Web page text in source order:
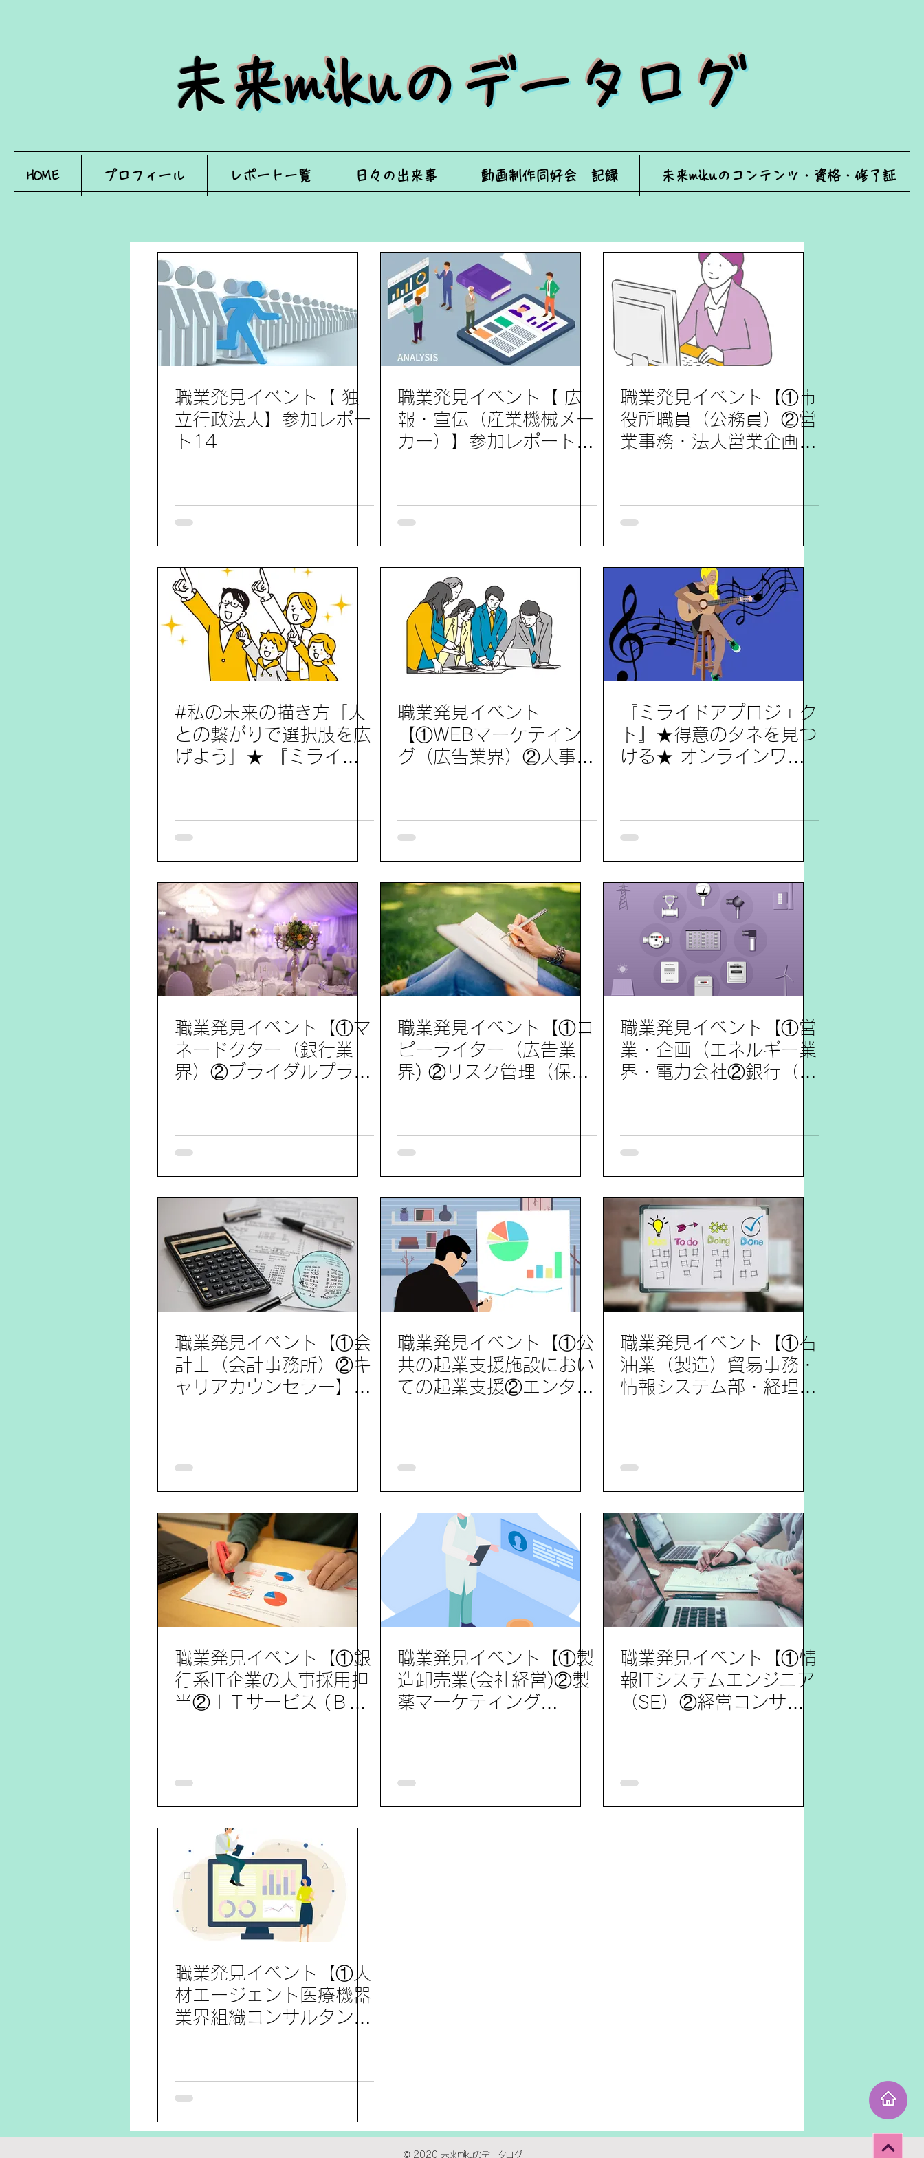
​未来mikuのデータログ
HOME プロフィール レポート一覧 日々の出来事 動画制作同好会 記録 未来mikuのコンテンツ・資格・修了証
職業発見イベント【 独
立行政法人】参加レポー
ト14
職業発見イベント【 広
報・宣伝（産業機械メー
カー）】参加レポート
職業発見イベント【①市
役所職員（公務員）②営
業事務・法人営業企画
#私の未来の描き方「人
との繋がりで選択肢を広
げよう」★ 『ミライド
職業発見イベント
【①WEBマーケティン
グ（広告業界）②人事企
レポート11
『ミライドアプロジェク
ト』★得意のタネを見つ
ける★ オンラインワー
職業発見イベント【①マ
ネードクター（銀行業
界）②ブライダルプラン
職業発見イベント【①コ
ピーライター（広告業
界) ②リスク管理（保険
職業発見イベント【①営
業・企画（エネルギー業
界・電力会社②銀行（審
職業発見イベント【①会
計士（会計事務所）②キ
ャリアカウンセラー】参
職業発見イベント【①公
共の起業支援施設におい
ての起業支援②エンタメ
レポート6
職業発見イベント【①石
油業（製造）貿易事務・
情報システム部・経理・
レポート5
職業発見イベント【①銀
行系IT企業の人事採用担
当②ＩＴサービス (ＢＰ
職業発見イベント【①製
造卸売業(会社経営)②製
薬マーケティング
職業発見イベント【①情
報ITシステムエンジニア
（SE）②経営コンサル
職業発見イベント【①人
材エージェント医療機器
業界組織コンサルタント
ンマネジメント） 】参
加レポート1
© 2020 未来mikuのデータログ